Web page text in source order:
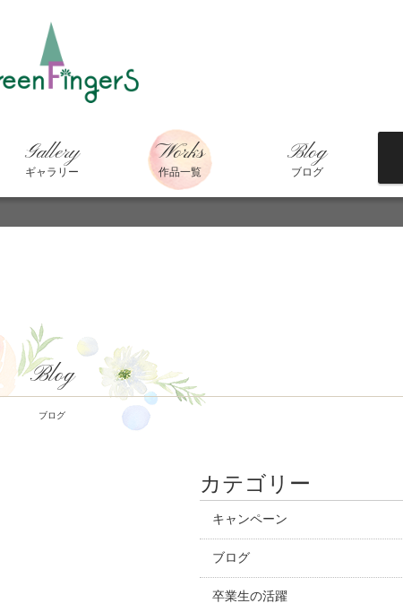
Gallery
ギャラリー
Works
作品一覧
Blog
ブログ
Blog
ブログ
カテゴリー
キャンペーン
ブログ
卒業生の活躍